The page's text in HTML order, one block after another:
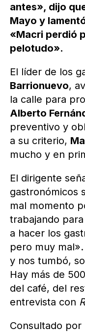
antes», dijo
Mayo y
«Macri perdió
pelotudo».
El líder de los
Barrionuevo,
la calle para
Alberto
preventivo y
a su criterio,
mucho y en
El dirigente
gastronómicos
mal momento
trabajando
a hacer los
pero muy
y nos tumbó,
Hay más de
del café, del
entrevista con
Consultado